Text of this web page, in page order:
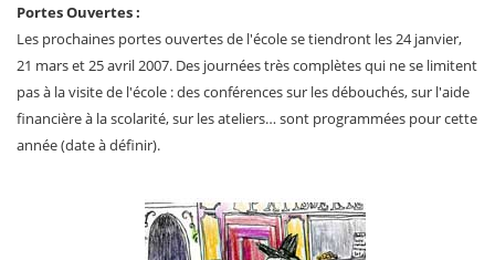
Portes Ouvertes :
Les prochaines portes ouvertes de l'école se tiendront les 24 janvier,
21 mars et 25 avril 2007. Des journées très complètes qui ne se limitent
pas à la visite de l'école : des conférences sur les débouchés, sur l'aide
financière à la scolarité, sur les ateliers… sont programmées pour cette
année (date à définir).